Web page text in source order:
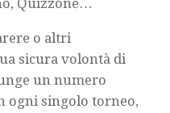
Quizzone…
o altri
sicura volontà di
un numero
ogni singolo torneo,